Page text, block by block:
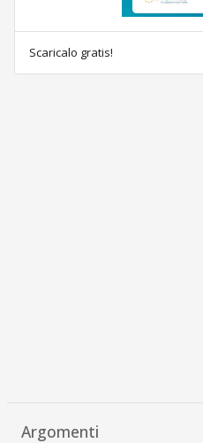
Scaricalo gratis!
Argomenti